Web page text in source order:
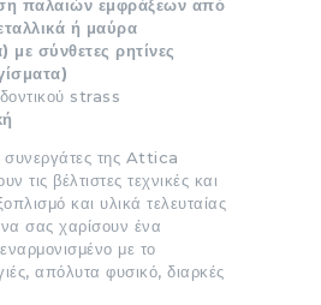
παλαιών εμφράξεων από
ή μαύρα
με σύνθετες ρητίνες
strass
συνεργάτες της Attica
τις βέλτιστες τεχνικές και
και υλικά τελευταίας
να σας χαρίσουν ένα
με το
απόλυτα φυσικό, διαρκές